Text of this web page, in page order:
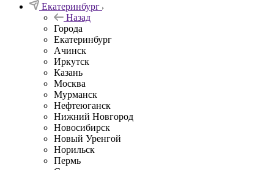
Екатеринбург
Назад
Города
Екатеринбург
Ачинск
Иркутск
Казань
Москва
Мурманск
Нефтеюганск
Нижний Новгород
Новосибирск
Новый Уренгой
Норильск
Пермь